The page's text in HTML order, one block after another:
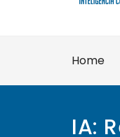
Home
IA: